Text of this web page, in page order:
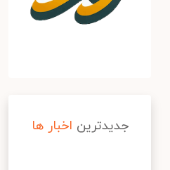
جدیدترین اخبار ها